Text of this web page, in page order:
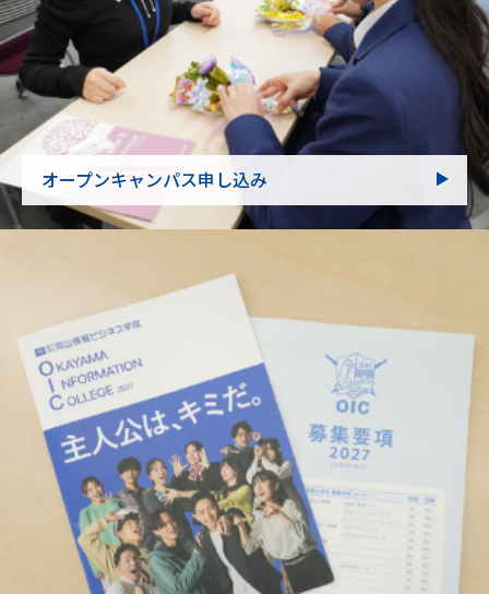
オープンキャンパス申し込み